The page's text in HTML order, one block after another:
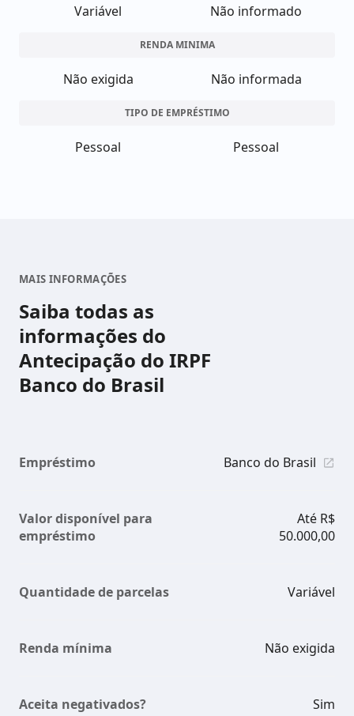
Variável Não informado
RENDA MINIMA
Não exigida Não informada
TIPO DE EMPRÉSTIMO
Pessoal Pessoal
MAIS INFORMAÇÕES
Saiba todas as
informações do
Antecipação do IRPF
Banco do Brasil
Empréstimo Banco do Brasil
Valor disponível para
empréstimo
Até R$
50.000,00
Quantidade de parcelas Variável
Renda mínima Não exigida
Aceita negativados? Sim